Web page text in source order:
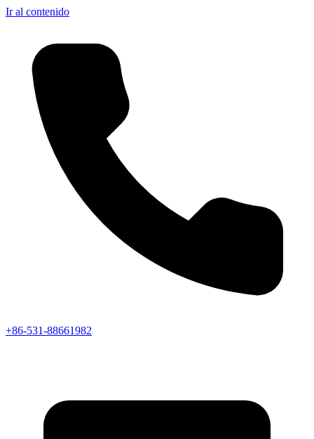
Ir al contenido
+86-531-88661982